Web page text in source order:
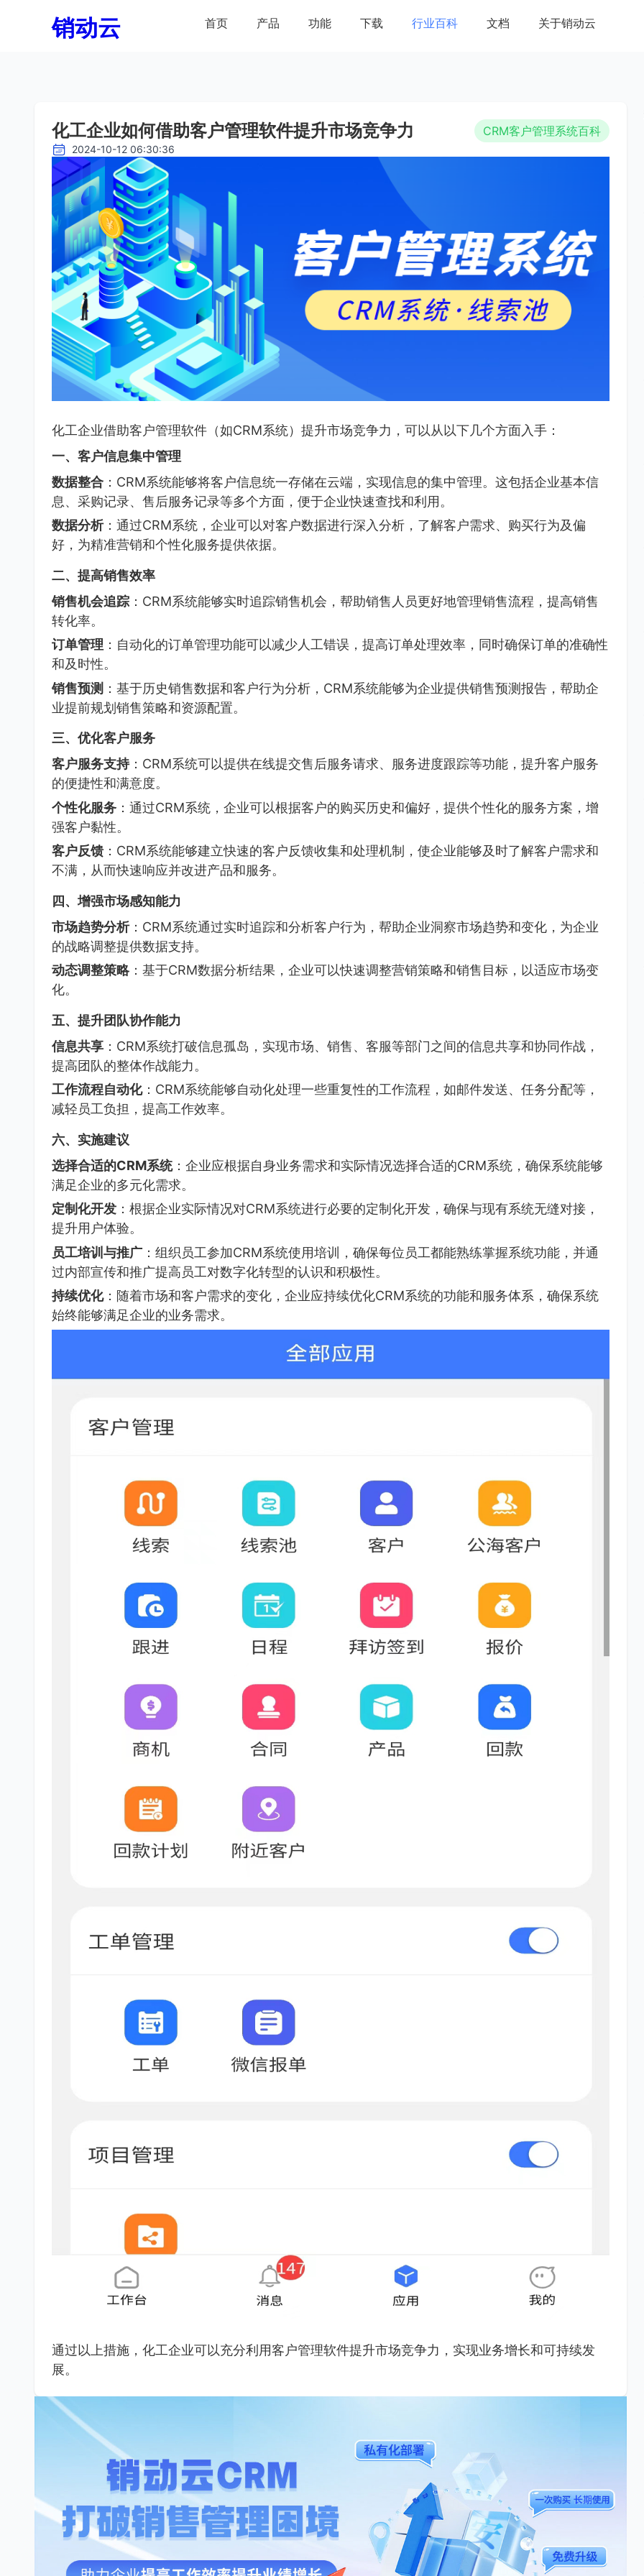
销动云 首页 产品 功能 下载 行业百科 文档 关于销动云
化工企业如何借助客户管理软件提升市场竞争力 CRM客户管理系统百科
2024-10-12 06:30:36
化工企业借助客户管理软件（如CRM系统）提升市场竞争力，可以从以下几个方面入手：
一、客户信息集中管理
数据整合 ：CRM系统能够将客户信息统一存储在云端，实现信息的集中管理。这包括企业基本信
息、采购记录、售后服务记录等多个方面，便于企业快速查找和利用。
数据分析：通过CRM系统，企业可以对客户数据进行深入分析，了解客户需求、购买行为及偏
好，为精准营销和个性化服务提供依据。
二、提高销售效率
销售机会追踪 ：CRM系统能够实时追踪销售机会，帮助销售人员更好地管理销售流程，提高销售
转化率。
订单管理 ：自动化的订单管理功能可以减少人工错误，提高订单处理效率，同时确保订单的准确性
和及时性。
销售预测 ：基于历史销售数据和客户行为分析，CRM系统能够为企业提供销售预测报告，帮助企
业提前规划销售策略和资源配置。
三、优化客户服务
客户服务支持：CRM系统可以提供在线提交售后服务请求、服务进度跟踪等功能，提升客户服务
的便捷性和满意度。
个性化服务 ：通过CRM系统，企业可以根据客户的购买历史和偏好，提供个性化的服务方案，增
强客户黏性。
客户反馈：CRM系统能够建立快速的客户反馈收集和处理机制，使企业能够及时了解客户需求和
不满，从而快速响应并改进产品和服务。
四、增强市场感知能力
市场趋势分析：CRM系统通过实时追踪和分析客户行为，帮助企业洞察市场趋势和变化，为企业
的战略调整提供数据支持。
动态调整策略 ：基于CRM数据分析结果，企业可以快速调整营销策略和销售目标，以适应市场变
化。
五、提升团队协作能力
信息共享 ：CRM系统打破信息孤岛，实现市场、销售、客服等部门之间的信息共享和协同作战，
提高团队的整体作战能力。
工作流程自动化：CRM系统能够自动化处理一些重复性的工作流程，如邮件发送、任务分配等，
减轻员工负担，提高工作效率。
六、实施建议
选择合适的CRM系统：企业应根据自身业务需求和实际情况选择合适的CRM系统，确保系统能够
满足企业的多元化需求。
定制化开发 ：根据企业实际情况对CRM系统进行必要的定制化开发，确保与现有系统无缝对接，
提升用户体验。
员工培训与推广 ：组织员工参加CRM系统使用培训，确保每位员工都能熟练掌握系统功能，并通
过内部宣传和推广提高员工对数字化转型的认识和积极性。
持续优化：随着市场和客户需求的变化，企业应持续优化CRM系统的功能和服务体系，确保系统
始终能够满足企业的业务需求。
通过以上措施，化工企业可以充分利用客户管理软件提升市场竞争力，实现业务增长和可持续发
展。